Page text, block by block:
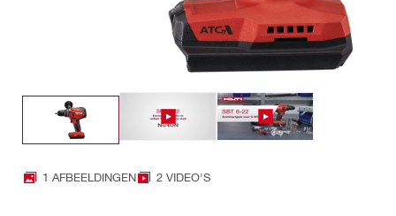
1 AFBEELDINGEN 2 VIDEO'S